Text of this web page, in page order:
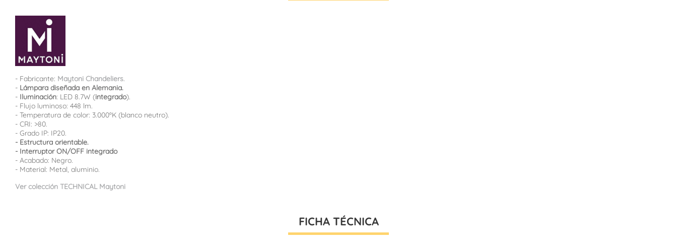
- Fabricante: Maytoni Chandeliers.
- Lámpara diseñada en Alemania.
- Iluminación: LED 8.7W (integrado).
- Flujo luminoso: 448 lm.
- Temperatura de color: 3.000ºK (blanco neutro).
- CRI: >80.
- Grado IP: IP20.
- Estructura orientable.
- Interruptor ON/OFF integrado
- Acabado: Negro.
- Material: Metal, aluminio.
Ver colección TECHNICAL Maytoni
FICHA TÉCNICA